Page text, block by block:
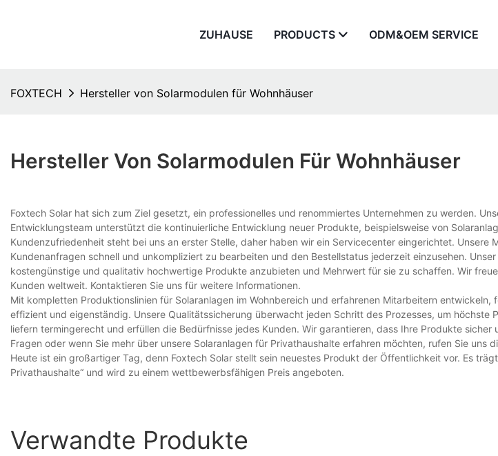
ZUHAUSE PRODUCTS ODM&OEM SERVICE
FOXTECH Hersteller von Solarmodulen für Wohnhäuser
Hersteller Von Solarmodulen Für Wohnhäuser
Foxtech Solar hat sich zum Ziel gesetzt, ein professionelles und renommiertes Unternehmen zu werden.
Entwicklungsteam unterstützt die kontinuierliche Entwicklung neuer Produkte, beispielsweise von
Kundenzufriedenheit steht bei uns an erster Stelle, daher haben wir ein Servicecenter eingerichtet. Unsere
Kundenanfragen schnell und unkompliziert zu bearbeiten und den Bestellstatus jederzeit einzusehen.
kostengünstige und qualitativ hochwertige Produkte anzubieten und Mehrwert für sie zu schaffen. Wir
Kunden weltweit. Kontaktieren Sie uns für weitere Informationen.
Mit kompletten Produktionslinien für Solaranlagen im Wohnbereich und erfahrenen Mitarbeitern
effizient und eigenständig. Unsere Qualitätssicherung überwacht jeden Schritt des Prozesses, um höchste
liefern termingerecht und erfüllen die Bedürfnisse jedes Kunden. Wir garantieren, dass Ihre Produkte sicher
Fragen oder wenn Sie mehr über unsere Solaranlagen für Privathaushalte erfahren möchten, rufen Sie uns
Heute ist ein großartiger Tag, denn Foxtech Solar stellt sein neuestes Produkt der Öffentlichkeit vor. Es
Privathaushalte“ und wird zu einem wettbewerbsfähigen Preis angeboten.
Verwandte Produkte